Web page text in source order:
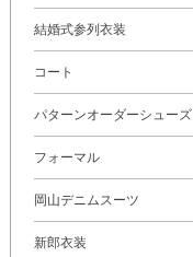
結婚式参列衣装
コート
パターンオーダーシューズ
フォーマル
岡山デニムスーツ
新郎衣装